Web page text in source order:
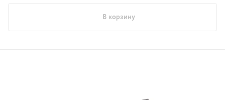
В корзину